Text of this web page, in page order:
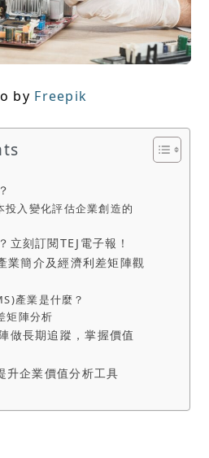
by Freepik
投入變化評估企業創造的
立刻訂閱TEJ電子報！
業簡介及經濟利差矩陣觀
產業是什麼？
矩陣分析
做長期追蹤，掌握價值
升企業價值分析工具